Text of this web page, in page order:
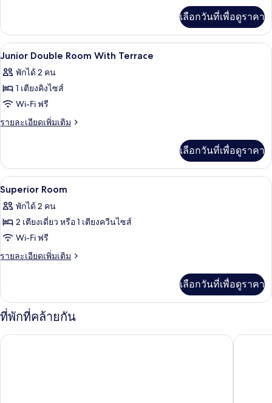
เกี่ยว
กับ
Deluxe
เลือกวันที่เพื่อดูราคา
เปิด
ภาพถ่าย
ทั้งหมด
ของ
Junior
With
Terrace
เครื่องนอนป้องกันสารก่อภูมิแพ้, ผ้านว
4
Junior Double Room With Terrace
พักได้ 2 คน
1 เตียงคิงไซส์
Wi-Fi ฟรี
รายละเอียดเพิ่มเติม
ราย
เกี่ยว
กับ
Junior
Double
Room
With
เลือกวันที่เพื่อดูราคา
เปิด
ภาพถ่าย
ทั้งหมด
ของ
Superior
เครื่องนอนป้องกันสารก่อภูมิแพ้, ผ้านว
8
Superior Room
พักได้ 2 คน
2 เตียงเดี่ยว หรือ 1 เตียงควีนไซส์
Wi-Fi ฟรี
รายละเอียดเพิ่มเติม
ราย
เกี่ยว
กับ
Superior
เลือกวันที่เพื่อดูราคา
ที่พักที่คล้ายกัน
Hotel Barcelona Center Olivia